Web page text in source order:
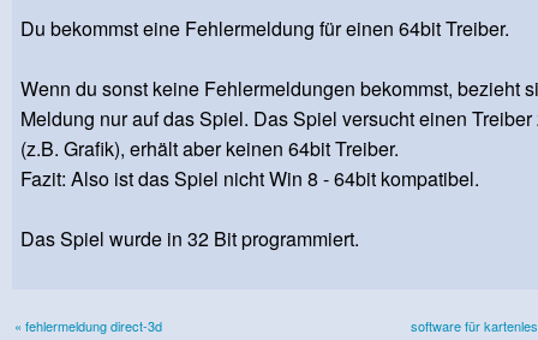
Du bekommst eine Fehlermeldung für einen 64bit Treiber.
Wenn du sonst keine Fehlermeldungen bekommst, bezieht
Meldung nur auf das Spiel. Das Spiel versucht einen
(z.B. Grafik), erhält aber keinen 64bit Treiber.
Fazit: Also ist das Spiel nicht Win 8 - 64bit kompatibel.
Das Spiel wurde in 32 Bit programmiert.
« fehlermeldung direct-3d software für